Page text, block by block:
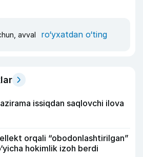
avval ro‘yxatdan o‘ting
issiqdan saqlovchi ilova
orqali “obodonlashtirilgan”
hokimlik izoh berdi